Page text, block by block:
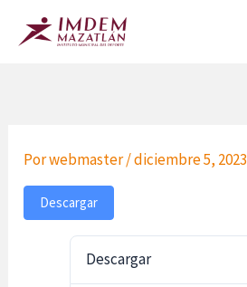
Porwebmaster/diciembre 5, 2023
Descargar
Descargar